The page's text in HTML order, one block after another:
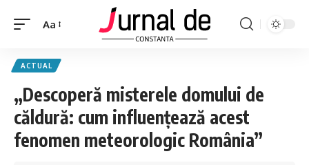
Aa
ACTUAL
„Descoperă misterele domului de
căldură: cum influențează acest
fenomen meteorologic România”